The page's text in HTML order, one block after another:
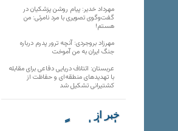
مهرداد خدیر: پیام روشن پزشکیان در
گفت‌و‌گوی تصویری با مرد نامرئی: من
هستم!
مهرزاد بروجردی: آنچه ترور پدرم درباره
جنگ ایران به من آموخت
عربستان: ائتلاف دریایی دفاعی برای مقابله
با تهدیدهای منطقه‌ای و حفاظت از
کشتیرانی تشکیل شد
خبر از
تارنماهای دیگر